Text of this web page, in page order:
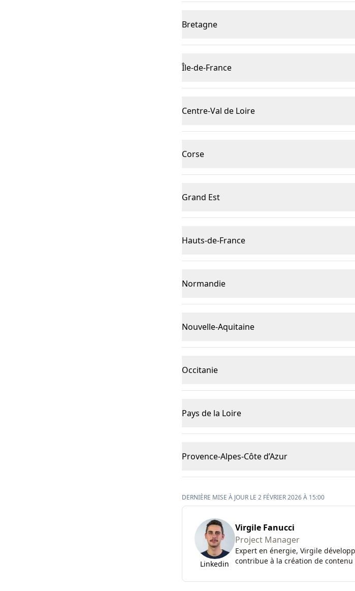
Bretagne
Île-de-France
Centre-Val de Loire
Corse
Grand Est
Hauts-de-France
Normandie
Nouvelle-Aquitaine
Occitanie
Pays de la Loire
Provence-Alpes-Côte d’Azur
DERNIÈRE MISE À JOUR LE 2 FÉVRIER 2026 À 15:00
Linkedin
Virgile Fanucci
Project Manager
Expert en énergie, Virgile
contribue à la création de